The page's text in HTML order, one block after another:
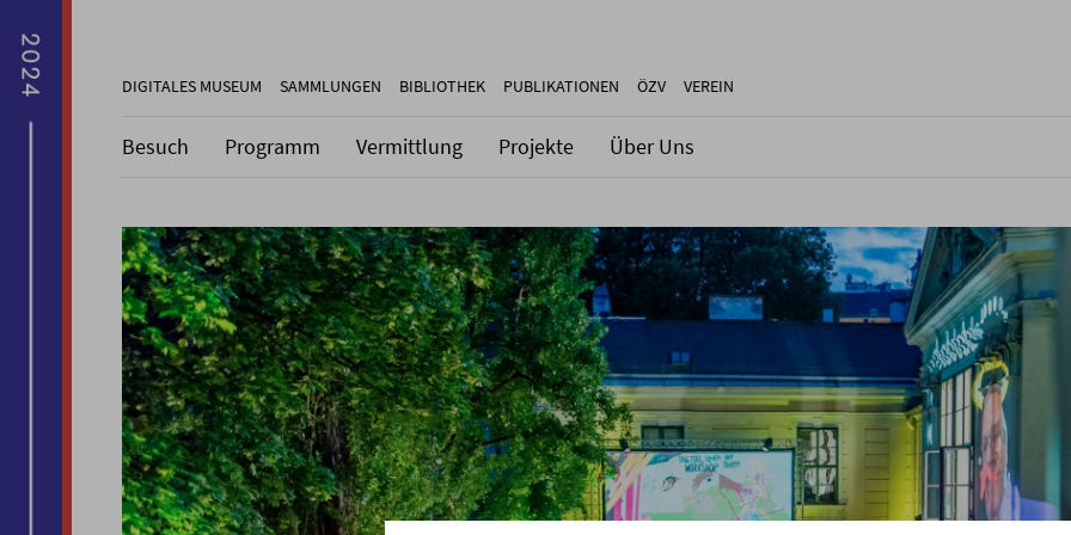
DIGITALES MUSEUM SAMMLUNGEN BIBLIOTHEK PUBLIKATIONEN ÖZV VEREIN
Besuch Programm Vermittlung Projekte Über Uns